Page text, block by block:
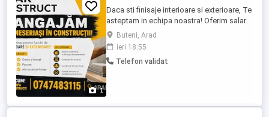
1
Daca sti finisaje interioare si exterioare, Te
asteptam in echipa noastra! Oferim salar
atractiv!
Buteni, Arad
ieri 18:55
Telefon validat